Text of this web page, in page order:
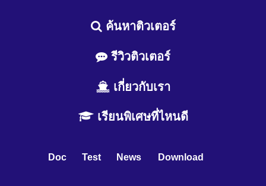
ค้นหาติวเตอร์
รีวิวติวเตอร์
เกี่ยวกับเรา
เรียนพิเศษที่ไหนดี
Doc Test News Download